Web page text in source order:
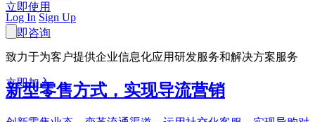
立即使用
立即咨询
新型零售方式，实现导流营销
Log In Sign Up
致力于为客户提供企业信息化应用研发服务和解决方案服务
立即加入